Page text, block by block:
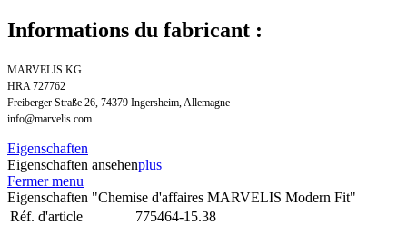
Informations du fabricant :
MARVELIS KG
HRA 727762
Freiberger Straße 26, 74379 Ingersheim, Allemagne
info@marvelis.com
Eigenschaften
Eigenschaften ansehenplus
Fermer menu
Eigenschaften "Chemise d'affaires MARVELIS Modern Fit"
Réf. d'article
775464-15.38